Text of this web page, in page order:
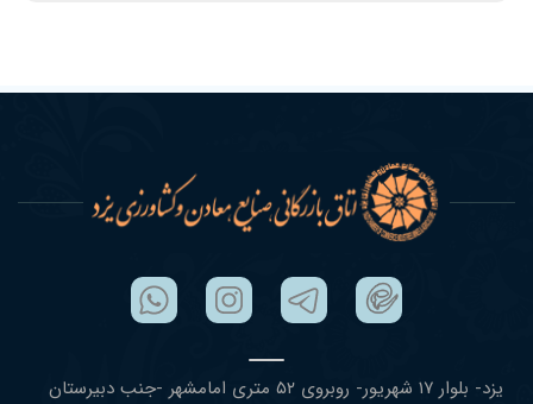
یزد- بلوار ١٧ شهریور- روبروی ۵٢ متری امامشهر -جنب دبیرستان